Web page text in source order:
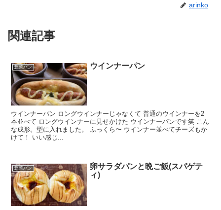
arinko
関連記事
惣菜パン ウインナーパン
ウインナーパン ロングウインナーじゃなくて 普通のウインナーを2
本並べて ロングウインナーに見せかけた ウインナーパンです笑 こん
な成形。型に入れました。 ふっくら〜 ウインナー並べてチーズもか
けて！ いい感じ...
惣菜パン
卵サラダパンと晩ご飯(スパゲテ
ィ)